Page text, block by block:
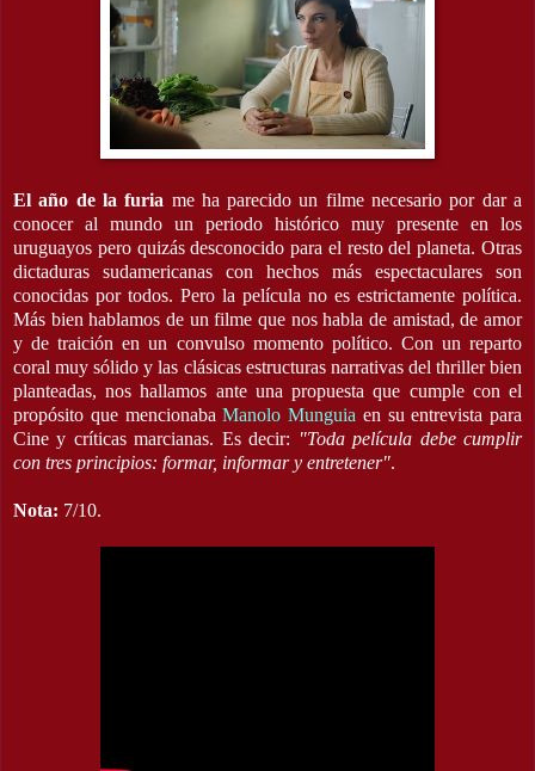
El año de la furia me ha parecido un filme necesario por dar a
conocer al mundo un periodo histórico muy presente en los
uruguayos pero quizás desconocido para el resto del planeta. Otras
dictaduras sudamericanas con hechos más espectaculares son
conocidas por todos. Pero la película no es estrictamente política.
Más bien hablamos de un filme que nos habla de amistad, de amor
y de traición en un convulso momento político. Con un reparto
coral muy sólido y las clásicas estructuras narrativas del thriller bien
planteadas, nos hallamos ante una propuesta que cumple con el
propósito que mencionabaManolo Munguia en su entrevista para
Cine y críticas marcianas. Es decir: "Toda película debe cumplir
con tres principios: formar, informar y entretener".
Nota: 7/10.